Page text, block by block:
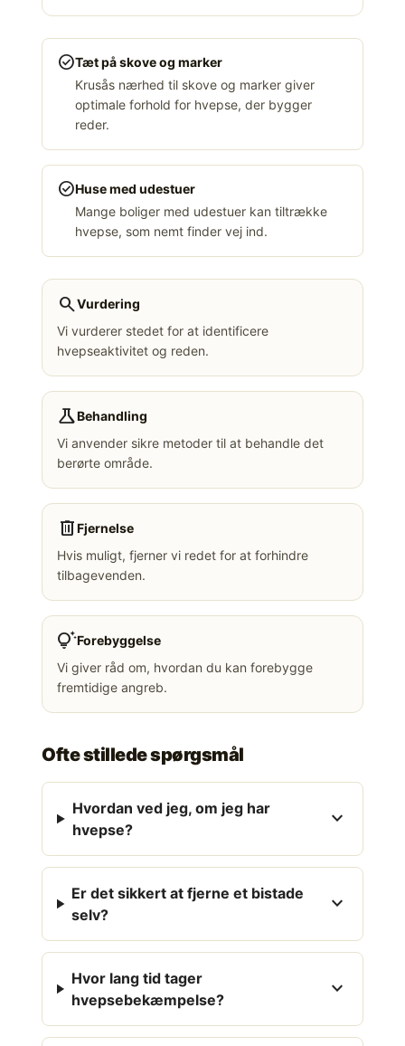
check_circleTæt på skove og marker
Krusås nærhed til skove og marker giver
optimale forhold for hvepse, der bygger
reder.
check_circleHuse med udestuer
Mange boliger med udestuer kan tiltrække
hvepse, som nemt finder vej ind.
searchVurdering
Vi vurderer stedet for at identificere
hvepseaktivitet og reden.
scienceBehandling
Vi anvender sikre metoder til at behandle det
berørte område.
deleteFjernelse
Hvis muligt, fjerner vi redet for at forhindre
tilbagevenden.
tips_and_updatesForebyggelse
Vi giver råd om, hvordan du kan forebygge
fremtidige angreb.
Ofte stillede spørgsmål
Hvordan ved jeg, om jeg har
hvepse?
expand_more
Er det sikkert at fjerne et bistade
selv?
expand_more
Hvor lang tid tager
hvepsebekæmpelse?
expand_more